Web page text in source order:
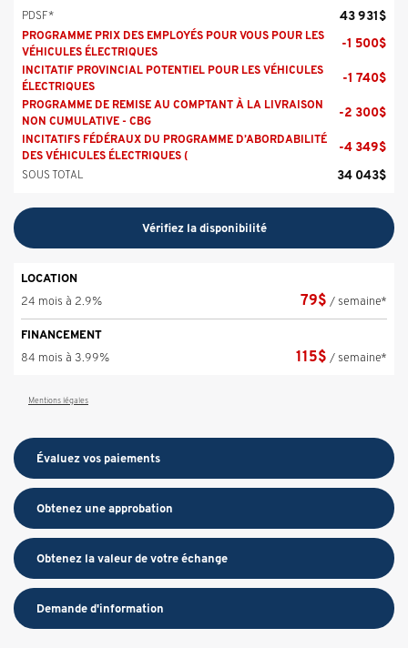
PDSF* 43 931$
PROGRAMME PRIX DES EMPLOYÉS POUR VOUS POUR LES
VÉHICULES ÉLECTRIQUES
-1 500$
INCITATIF PROVINCIAL POTENTIEL POUR LES VÉHICULES
ÉLECTRIQUES
-1 740$
PROGRAMME DE REMISE AU COMPTANT À LA LIVRAISON
NON CUMULATIVE - CBG
-2 300$
INCITATIFS FÉDÉRAUX DU PROGRAMME D’ABORDABILITÉ
DES VÉHICULES ÉLECTRIQUES (
-4 349$
SOUS TOTAL 34 043$
Vérifiez la disponibilité
LOCATION
24 mois à 2.9%
79$ / semaine*
FINANCEMENT
84 mois à 3.99%
115$ / semaine*
Mentions légales
Évaluez vos paiements
Obtenez une approbation
Obtenez la valeur de votre échange
Demande d'information